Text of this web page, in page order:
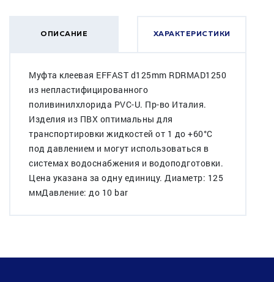
ОПИСАНИЕ ХАРАКТЕРИСТИКИ
Муфта клеевая EFFAST d125mm RDRMAD1250
из непластифицированного
поливинилхлорида PVC-U. Пр-во Италия.
Изделия из ПВХ оптимальны для
транспортировки жидкостей от 1 до +60°C
под давлением и могут использоваться в
системах водоснабжения и водоподготовки.
Цена указана за одну единицу. Диаметр: 125
ммДавление: до 10 bar